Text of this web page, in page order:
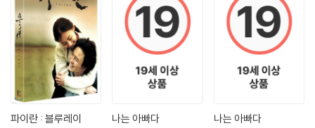
이상한 놈(2008)|조연배우
인사동 스캔들(2008)|까메오
물좀주소(2008)|조연배우
날아라 펭귄(2009)|주연배우
파이란 : 블루레이 나는 아빠다 나는 아빠다